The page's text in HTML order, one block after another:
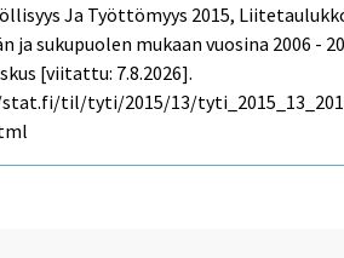
Ja Työttömyys 2015,
ja sukupuolen mukaan vuosina 2006 -
[viitattu: 7.8.2026].
til/tyti/2015/13/